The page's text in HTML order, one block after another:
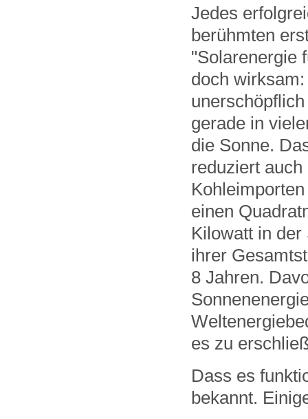
Jedes
berühmten
"Solarenergie
doch
gerade in
die Sonne.
reduziert
einen
Kilowatt in
ihrer
8 Jahren.
es zu
Dass es
bekannt.